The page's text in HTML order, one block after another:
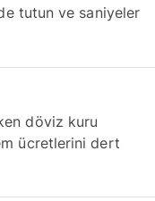
tutun ve saniyeler
döviz kuru
ücretlerini dert